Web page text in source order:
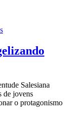
Salesiana
de jovens
o protagonismo